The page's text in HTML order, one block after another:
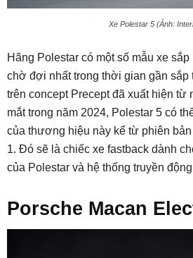
Xe Polestar 5 (Ảnh:
Hãng Polestar có một số mẫu xe
chờ đợi nhất trong thời gian gần sắp
trên concept Precept đã xuất hiện từ
mắt trong năm 2024, Polestar 5 có
của thương hiệu này kể từ phiên
1. Đó sẽ là chiếc xe fastback dành
của Polestar và hệ thống truyền
Porsche Macan